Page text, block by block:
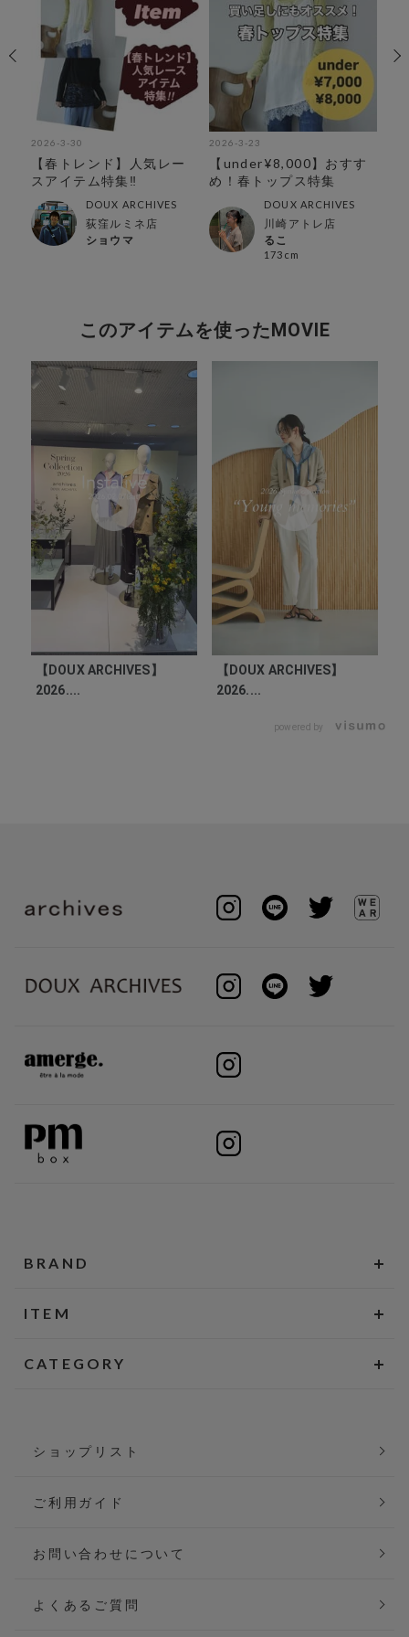
2026-3-30
【春トレンド】人気レー
スアイテム特集‼︎
DOUX ARCHIVES
荻窪ルミネ店
ショウマ
2026-3-23
【under¥8,000】おすす
め！春トップス特集
DOUX ARCHIVES
川崎アトレ店
るこ
173cm
このアイテムを使ったMOVIE
【DOUX ARCHIVES】
2026....
【DOUX ARCHIVES】
2026....
powered by
BRAND
ITEM
CATEGORY
ショップリスト
ご利用ガイド
お問い合わせについて
よくあるご質問